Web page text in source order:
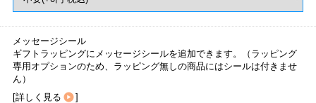
メッセージシール
ギフトラッピングにメッセージシールを追加できます。（ラッピング
専用オプションのため、ラッピング無しの商品にはシールは付きませ
ん）
[詳しく見る ]